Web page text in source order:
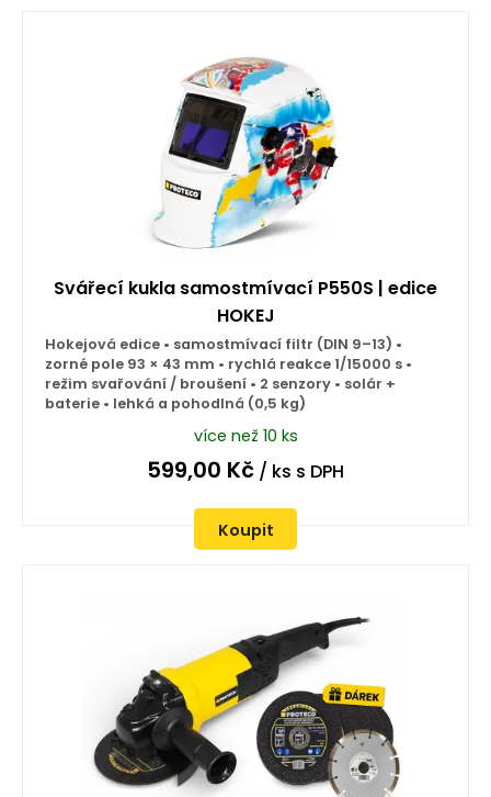
Svářecí kukla samostmívací P550S | edice
HOKEJ
Hokejová edice • samostmívací filtr (DIN 9–13) •
zorné pole 93 × 43 mm • rychlá reakce 1/15000 s •
režim svařování / broušení • 2 senzory • solár +
baterie • lehká a pohodlná (0,5 kg)
více než 10 ks
599,00 Kč / ks s DPH
Koupit